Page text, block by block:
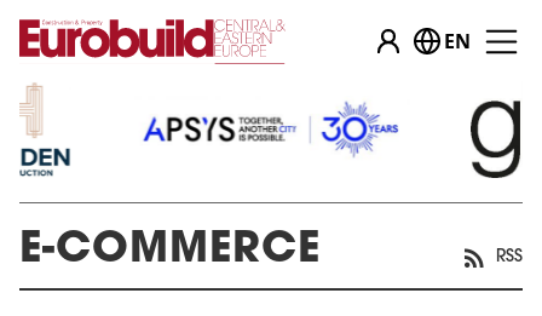
EN
E-COMMERCE RSS